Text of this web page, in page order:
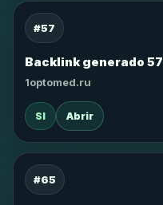
#57
Backlink generado 57
1optomed.ru
SI Abrir
#65